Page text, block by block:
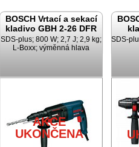
BOSCH Vrtací a sekací
kladivo GBH 2-26 DFR
SDS-plus; 800 W; 2,7 J; 2,9 kg;
L-Boxx; výměnná hlava
AKCE
UKONČENA
SDS-